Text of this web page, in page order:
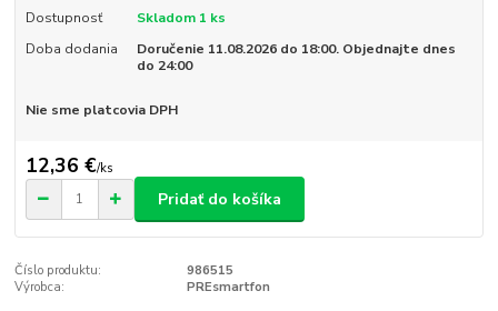
Dostupnosť
Skladom 1 ks
Doba dodania
Doručenie 11.08.2026 do 18:00. Objednajte dnes
do 24:00
Nie sme platcovia DPH
12,36 €/ks
Pridať do košíka
Číslo produktu:
986515
Výrobca:
PREsmartfon